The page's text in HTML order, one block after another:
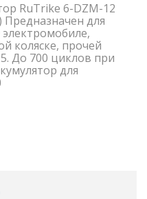
RuTrike 6-DZM-12
Предназначен для
коляске, прочей
До 700 циклов при
для